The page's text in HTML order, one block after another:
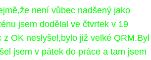
není vůbec nadšený jako
jsem dodělal ve čtvrtek v 19
OK neslyšel,bylo již velké QRM.Byl
jsem v pátek do práce a tam jsem